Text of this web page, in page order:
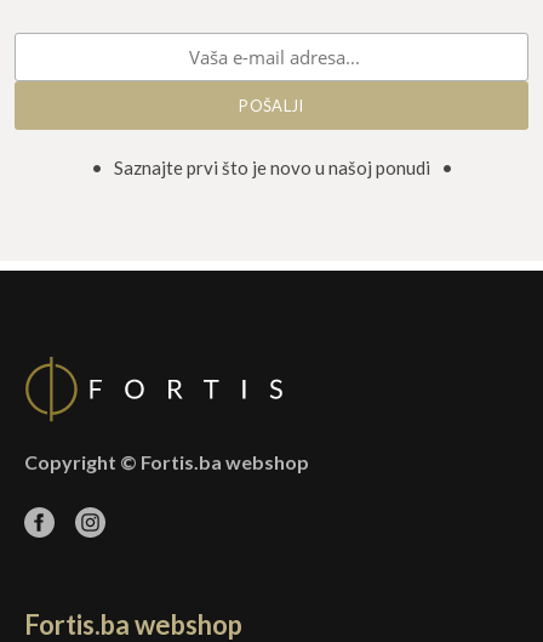
• Saznajte prvi što je novo u našoj ponudi •
Copyright © Fortis.ba webshop
Fortis.ba webshop